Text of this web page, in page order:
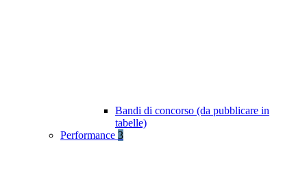
Bandi di concorso (da pubblicare in
tabelle)
Performance 3